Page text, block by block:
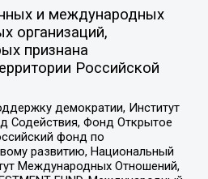
и международных
организаций,
признана
Российской
демократии, Институт
Содействия, Фонд Открытое
фонд по
развитию, Национальный
Международных Отношений,